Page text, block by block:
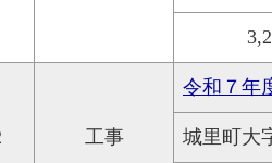
工事
令和７年
城里町